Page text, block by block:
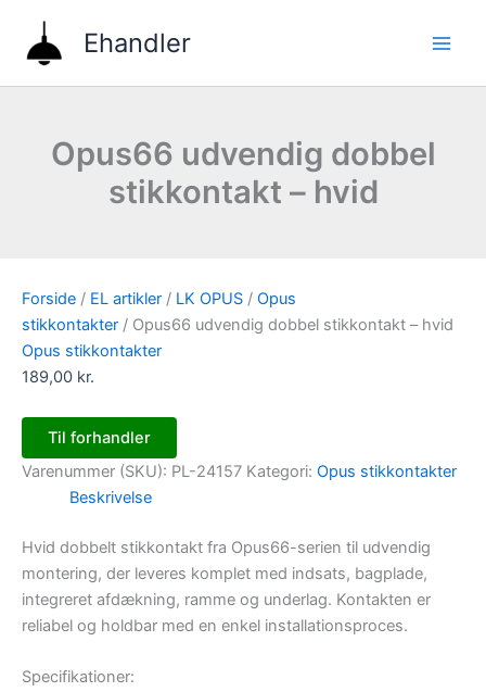
indholdet
Ehandler
Opus66 udvendig dobbel
stikkontakt – hvid
Forside / EL artikler / LK OPUS / Opus
stikkontakter / Opus66 udvendig dobbel stikkontakt – hvid
Opus stikkontakter
189,00 kr.
Til forhandler
Varenummer (SKU): PL-24157 Kategori: Opus stikkontakter
Beskrivelse
Hvid dobbelt stikkontakt fra Opus66-serien til udvendig
montering, der leveres komplet med indsats, bagplade,
integreret afdækning, ramme og underlag. Kontakten er
reliabel og holdbar med en enkel installationsproces.
Specifikationer: